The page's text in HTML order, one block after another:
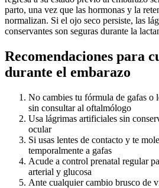
parto, una vez que las hormonas y la
normalizan. Si el ojo seco persiste, las
conservantes son seguras durante la
Recomendaciones para
durante el embarazo
No cambies tu fórmula de gafas o
sin consultar al oftalmólogo
Usa lágrimas artificiales sin
ocular
Si usas lentes de contacto y te
temporalmente a gafas
Acude a control prenatal regular
arterial y glucosa
Ante cualquier cambio brusco de